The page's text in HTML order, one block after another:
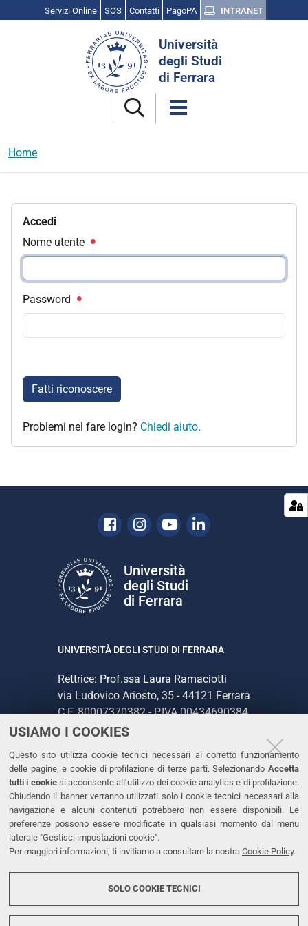
USIAMO I COOKIES
Questo sito utilizza cookie tecnici necessari al corretto funzionamento
delle pagine, e cookie di profilazione di terze parti. Selezionando Accetta
tutti i cookiesi acconsente all’utilizzo dei cookie analytics e di profilazione.
Chiudendo il banner verranno utilizzati solo i cookie tecnici necessari alla
navigazione e alcuni contenuti potrebbero non essere disponibili. Le
preferenze possono essere modificate in qualsiasi momento dal menu
laterale "Gestisci impostazioni cookie".
Per maggiori informazioni, ti invitiamo a consultare la nostra Cookie Policy.
SOLO COOKIE TECNICI
Servizi Online SOS Contatti PagoPA INTRANET
Università
degli Studi
di Ferrara
Home
Accedi
Nome utente
Password
Fatti riconoscere
Problemi nel fare login? Chiedi aiuto.
Facebook
Instagram
YoutubeLinkedin
Università
degli Studi
di Ferrara
UNIVERSITÀ DEGLI STUDI DI FERRARA
Rettrice: Prof.ssa Laura Ramaciotti
via Ludovico Ariosto, 35 - 44121 Ferrara
C.F. 80007370382 - P.IVA 00434690384
CONTATTI
Tel. +39 0532 293111
Fax. +39 0532 293031
PEC
LINKS
Accessibilità
Protezione dati personali